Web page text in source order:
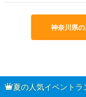
神奈川県
夏の人気イベントラ